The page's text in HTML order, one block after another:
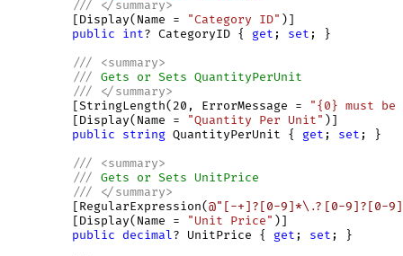
///
</summary>
[Display(Name =
"Category ID" )]
public
int? CategoryID { get ; set ; }
///
<summary>
///
Gets or Sets QuantityPerUnit
///
</summary>
[StringLength(20, ErrorMessage =
"{0} must be
[Display(Name =
"Quantity Per Unit" )]
public
string QuantityPerUnit { get ; set ; }
///
<summary>
///
Gets or Sets UnitPrice
///
</summary>
[RegularExpression(@"[-+]?[0-9]*\.?[0-9]?[0-
[Display(Name =
"Unit Price" )]
public
decimal? UnitPrice { get ; set ; }